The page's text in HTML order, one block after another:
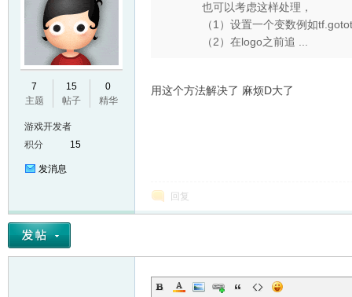
7
主题
15
帖子
0
精华
游戏开发者
积分
15
发消息
也可以考虑这样处理，
（1）设置一个变数例如
（2）在logo之前追 ...
用这个方法解决了 麻烦D大了
回复